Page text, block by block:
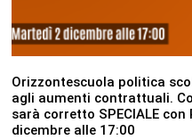
Orizzontescuola politica
agli aumenti contrattuali.
sarà corretto SPECIALE
dicembre alle 17:00